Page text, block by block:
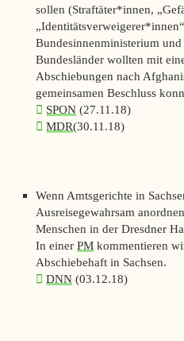
sollen (Straftäter*innen,
Bundesinnenministerium
Bundesländer wollten mit
Abschiebungen nach
gemeinsamen Beschluss
SPON (27.11.18)
MDR(30.11.18)
Wenn Amtsgerichte in
Ausreisegewahrsam
Menschen in der Dresdner
In einer PMkommentieren
Abschiebehaft in Sachsen.
DNN (03.12.18)